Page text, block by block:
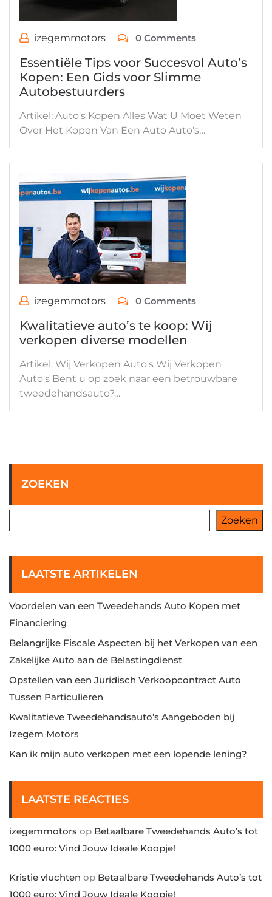
izegemmotors 0 Comments
Essentiële Tips voor Succesvol Auto’s
Kopen: Een Gids voor Slimme
Autobestuurders
Artikel: Auto's Kopen Alles Wat U Moet Weten
Over Het Kopen Van Een Auto Auto's…
izegemmotors 0 Comments
Kwalitatieve auto’s te koop: Wij
verkopen diverse modellen
Artikel: Wij Verkopen Auto's Wij Verkopen
Auto's Bent u op zoek naar een betrouwbare
tweedehandsauto?…
ZOEKEN
Zoeken
LAATSTE ARTIKELEN
Voordelen van een Tweedehands Auto Kopen met
Financiering
Belangrijke Fiscale Aspecten bij het Verkopen van een
Zakelijke Auto aan de Belastingdienst
Opstellen van een Juridisch Verkoopcontract Auto
Tussen Particulieren
Kwalitatieve Tweedehandsauto’s Aangeboden bij
Izegem Motors
Kan ik mijn auto verkopen met een lopende lening?
LAATSTE REACTIES
izegemmotors op Betaalbare Tweedehands Auto’s tot
1000 euro: Vind Jouw Ideale Koopje!
Kristie vluchten op Betaalbare Tweedehands Auto’s tot
1000 euro: Vind Jouw Ideale Koopje!